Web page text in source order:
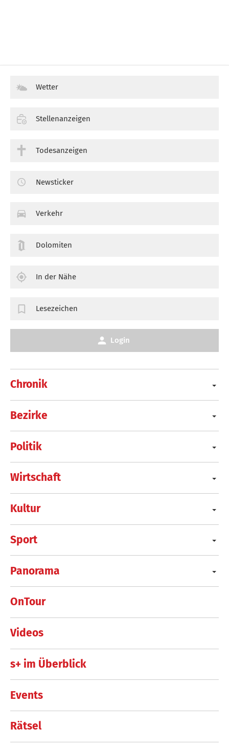
Chronik
Bezirke
Politik
Wirtschaft
Kultur
Sport
Panorama
OnTour
Videos
s+ im Überblick
Events
Rätsel
Wetter
Stellenanzeigen
Todesanzeigen
Newsticker
Verkehr
Dolomiten
In der Nähe
Lesezeichen
Login